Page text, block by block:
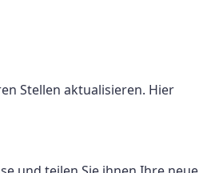
Stellen aktualisieren. Hier